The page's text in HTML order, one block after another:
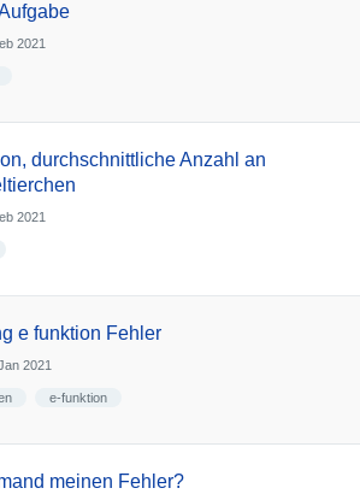
2021
durchschnittliche Anzahl an
2021
e funktion Fehler
2021
e-funktion
meinen Fehler?